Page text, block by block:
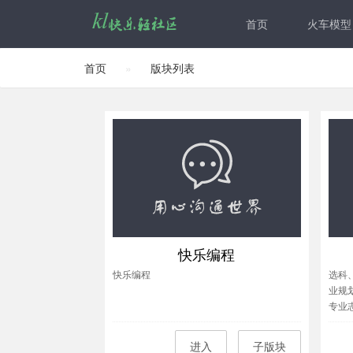
首页 火车模型
首页 » 版块列表
快乐编程
快乐编程
进入 子版块
选科
业规
专业